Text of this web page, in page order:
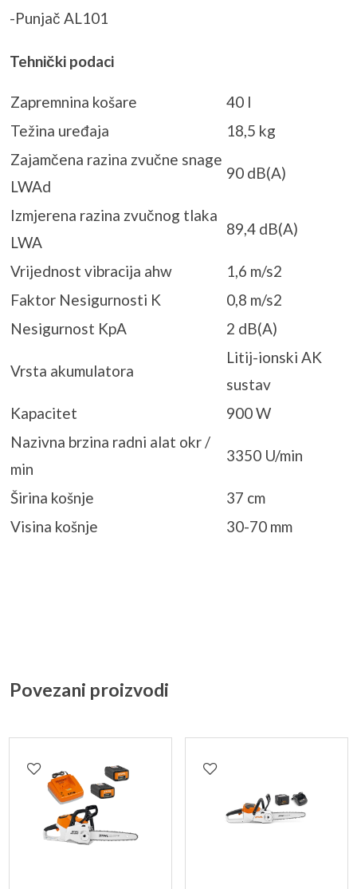
-Punjač AL101
Tehnički podaci
Zapremnina košare
40 l
Težina uređaja
18,5 kg
Zajamčena razina zvučne snage
LWAd
90 dB(A)
Izmjerena razina zvučnog tlaka
LWA
89,4 dB(A)
Vrijednost vibracija ahw
1,6 m/s2
Faktor Nesigurnosti K
0,8 m/s2
Nesigurnost KpA
2 dB(A)
Vrsta akumulatora
Litij-ionski AK
sustav
Kapacitet
900 W
Nazivna brzina radni alat okr /
min
3350 U/min
Širina košnje
37 cm
Visina košnje
30-70 mm
Povezani proizvodi